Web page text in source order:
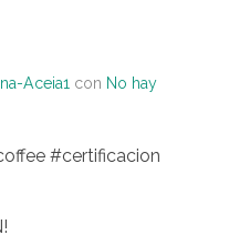
Aceia1 con No hay
#certificacion